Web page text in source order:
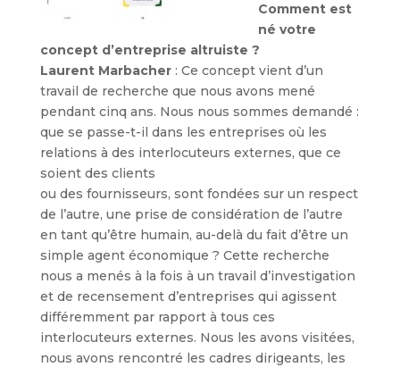
Comment est
né votre
concept d’entreprise altruiste ?
Laurent Marbacher: Ce concept vient d’un
travail de recherche que nous avons mené
pendant cinq ans. Nous nous sommes demandé :
que se passe-t-il dans les entreprises où les
relations à des interlocuteurs externes, que ce
soient des clients
ou des fournisseurs, sont fondées sur un respect
de l’autre, une prise de considération de l’autre
en tant qu’être humain, au-delà du fait d’être un
simple agent économique ? Cette recherche
nous a menés à la fois à un travail d’investigation
et de recensement d’entreprises qui agissent
différemment par rapport à tous ces
interlocuteurs externes. Nous les avons visitées,
nous avons rencontré les cadres dirigeants, les